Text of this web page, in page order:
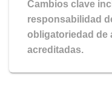
Cambios clave
responsabilidad
obligatoriedad de
acreditadas.